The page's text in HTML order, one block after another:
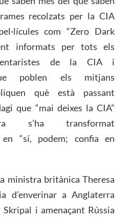
recolzats per la CIA
com “Zero Dark
informats per tots els
de la CIA i
poblen els mitjans
què està passant
que “mai deixes la CIA”
s’ha transformat
en “sí, podem; confia en
ministra britànica Theresa
d’enverinar a Anglaterra
Skripal i amenaçant Rússia